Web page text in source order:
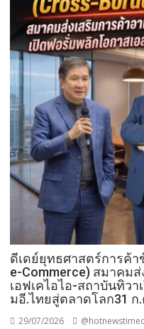
ดีเดย์ยุทธศาสตร์การค้
e-Commerce) สมาคม
เอฟเคไอไอ-สถาบันทิว
มอี.ไทยสู่ตลาดโลก31 ก
29/07/2026